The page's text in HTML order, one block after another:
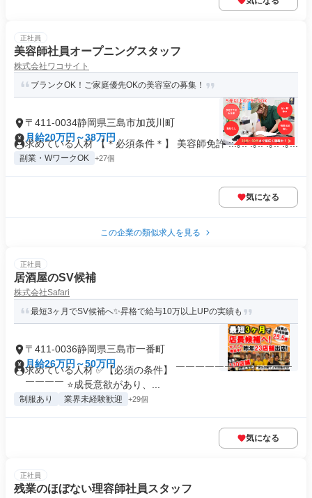
正社員
美容師社員オープニングスタッフ
株式会社ワコサイト
ブランクOK！ご家庭優先OKの美容室の募集！
〒411-0034静岡県三島市加茂川町
月給20万円～38万円
求めている人材 【＊必須条件＊】 美容師免許 ::.｡.: .｡.: .｡.: .｡...
副業・WワークOK +27個
気になる
この企業の類似求人を見る
正社員
居酒屋のSV候補
株式会社Safari
最短3ヶ月でSV候補へ✨昇格で給与10万以上UPの実績も
〒411-0036静岡県三島市一番町
月給26万円～50万円
求めている人材 ✅【必須の条件】 ￣￣￣￣￣￣￣￣￣￣￣￣
￣￣￣￣ ⭐成長意欲があり、...
制服あり 業界未経験歓迎 +29個
気になる
正社員
残業のほぼない理容師社員スタッフ